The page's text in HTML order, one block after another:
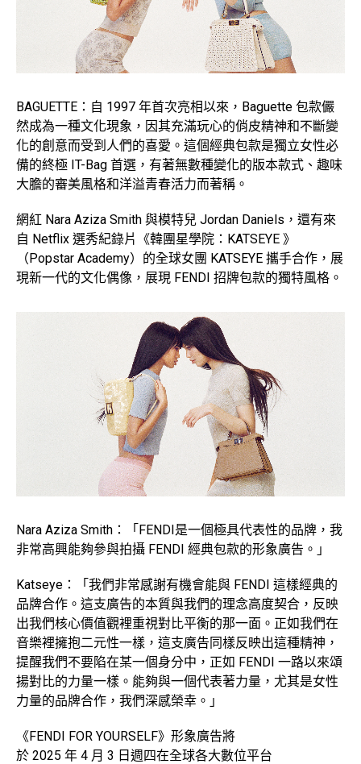
BAGUETTE：自 1997 年首次亮相以來，Baguette 包款儼
然成為一種文化現象，因其充滿玩心的俏皮精神和不斷變
化的創意而受到人們的喜愛。這個經典包款是獨立女性必
備的終極 IT-Bag 首選，有著無數種變化的版本款式、趣味
大膽的審美風格和洋溢青春活力而著稱。
網紅 Nara Aziza Smith 與模特兒 Jordan Daniels，還有來
自 Netflix 選秀紀錄片《韓團星學院：KATSEYE 》
（Popstar Academy）的全球女團 KATSEYE 攜手合作，展
現新一代的文化偶像，展現 FENDI 招牌包款的獨特風格。
Nara Aziza Smith：「FENDI是一個極具代表性的品牌，我
非常高興能夠參與拍攝 FENDI 經典包款的形象廣告。」
Katseye：「我們非常感謝有機會能與 FENDI 這樣經典的
品牌合作。這支廣告的本質與我們的理念高度契合，反映
出我們核心價值觀裡重視對比平衡的那一面。正如我們在
音樂裡擁抱二元性一樣，這支廣告同樣反映出這種精神，
提醒我們不要陷在某一個身分中，正如 FENDI 一路以來頌
揚對比的力量一樣。能夠與一個代表著力量，尤其是女性
力量的品牌合作，我們深感榮幸。」
《FENDI FOR YOURSELF》形象廣告將
於 2025 年 4 月 3 日週四在全球各大數位平台